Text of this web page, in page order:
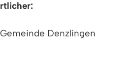
Denzlingen